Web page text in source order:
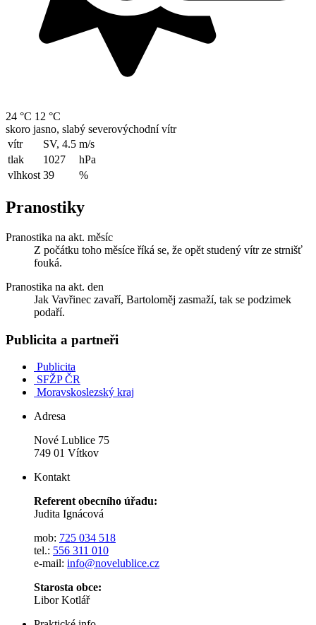
24 °C 12 °C
skoro jasno, slabý severovýchodní vítr
vítr
SV, 4.5 m/s
tlak
1027
hPa
vlhkost 39 %
Pranostiky
Pranostika na akt. měsíc
Z počátku toho měsíce říká se, že opět studený vítr ze strnišť
fouká.
Pranostika na akt. den
Jak Vavřinec zavaří, Bartoloměj zasmaží, tak se podzimek
podaří.
Publicita a partneři
Publicita
SFŽP ČR
Moravskoslezský kraj
Adresa
Nové Lublice 75
749 01 Vítkov
Kontakt
Referent obecního úřadu:
Judita Ignácová
mob: 725 034 518
tel.: 556 311 010
e-mail: info@novelublice.cz
Starosta obce:
Libor Kotlář